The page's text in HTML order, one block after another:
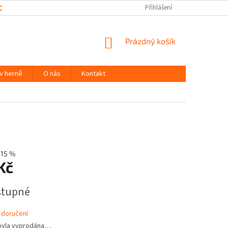
OSOBNÍCH ÚDAJŮ Přihlášení
NÁKUPNÍ
Prázdný košík
herně O nás
Kontakt
%